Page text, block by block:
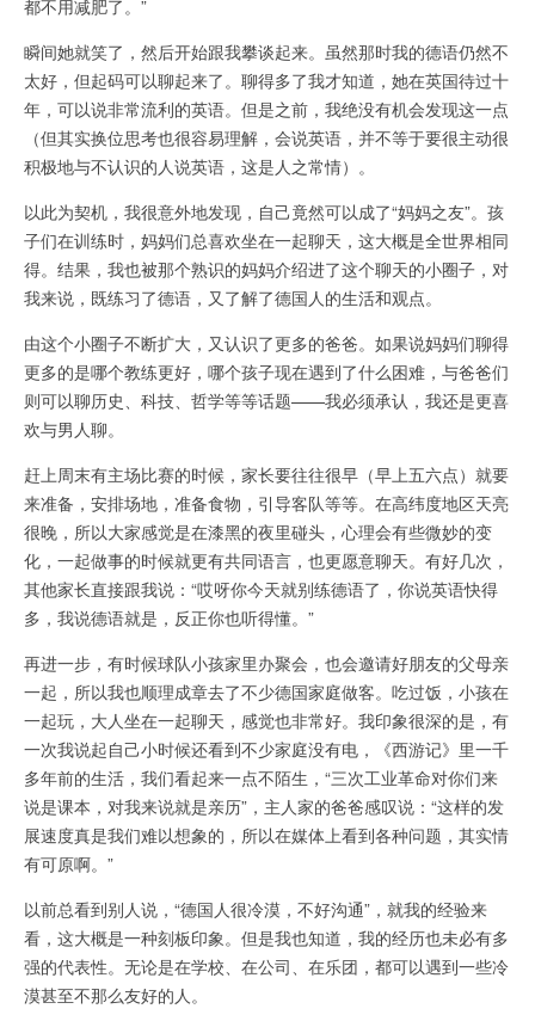
都不用减肥了。”
瞬间她就笑了，然后开始跟我攀谈起来。虽然那时我的德语仍然不
太好，但起码可以聊起来了。聊得多了我才知道，她在英国待过十
年，可以说非常流利的英语。但是之前，我绝没有机会发现这一点
（但其实换位思考也很容易理解，会说英语，并不等于要很主动很
积极地与不认识的人说英语，这是人之常情）。
以此为契机，我很意外地发现，自己竟然可以成了“妈妈之友”。孩
子们在训练时，妈妈们总喜欢坐在一起聊天，这大概是全世界相同
得。结果，我也被那个熟识的妈妈介绍进了这个聊天的小圈子，对
我来说，既练习了德语，又了解了德国人的生活和观点。
由这个小圈子不断扩大，又认识了更多的爸爸。如果说妈妈们聊得
更多的是哪个教练更好，哪个孩子现在遇到了什么困难，与爸爸们
则可以聊历史、科技、哲学等等话题——我必须承认，我还是更喜
欢与男人聊。
赶上周末有主场比赛的时候，家长要往往很早（早上五六点）就要
来准备，安排场地，准备食物，引导客队等等。在高纬度地区天亮
很晚，所以大家感觉是在漆黑的夜里碰头，心理会有些微妙的变
化，一起做事的时候就更有共同语言，也更愿意聊天。有好几次，
其他家长直接跟我说：“哎呀你今天就别练德语了，你说英语快得
多，我说德语就是，反正你也听得懂。”
再进一步，有时候球队小孩家里办聚会，也会邀请好朋友的父母亲
一起，所以我也顺理成章去了不少德国家庭做客。吃过饭，小孩在
一起玩，大人坐在一起聊天，感觉也非常好。我印象很深的是，有
一次我说起自己小时候还看到不少家庭没有电，《西游记》里一千
多年前的生活，我们看起来一点不陌生，“三次工业革命对你们来
说是课本，对我来说就是亲历”，主人家的爸爸感叹说：“这样的发
展速度真是我们难以想象的，所以在媒体上看到各种问题，其实情
有可原啊。”
以前总看到别人说，“德国人很冷漠，不好沟通”，就我的经验来
看，这大概是一种刻板印象。但是我也知道，我的经历也未必有多
强的代表性。无论是在学校、在公司、在乐团，都可以遇到一些冷
漠甚至不那么友好的人。